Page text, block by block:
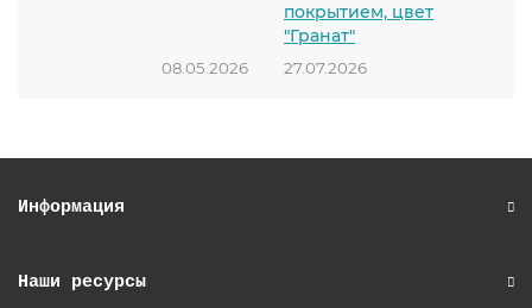
08.05.2026
покрытием, цвет
"Гранат"
27.07.2026
Информация
Наши ресурсы